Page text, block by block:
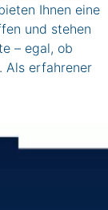
Ihnen eine
und stehen
– egal, ob
Als erfahrener